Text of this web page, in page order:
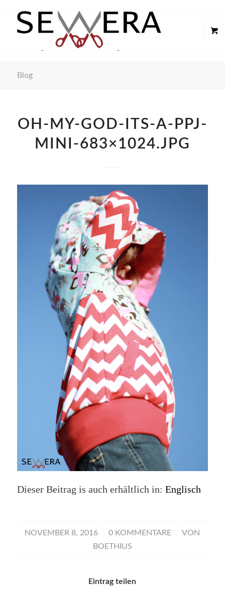
Blog
OH-MY-GOD-ITS-A-PPJ-
MINI-683×1024.JPG
Dieser Beitrag is auch erhältlich in: Englisch
NOVEMBER 8, 2016
/ 0 KOMMENTARE
/
VON
BOETHIUS
Eintrag teilen